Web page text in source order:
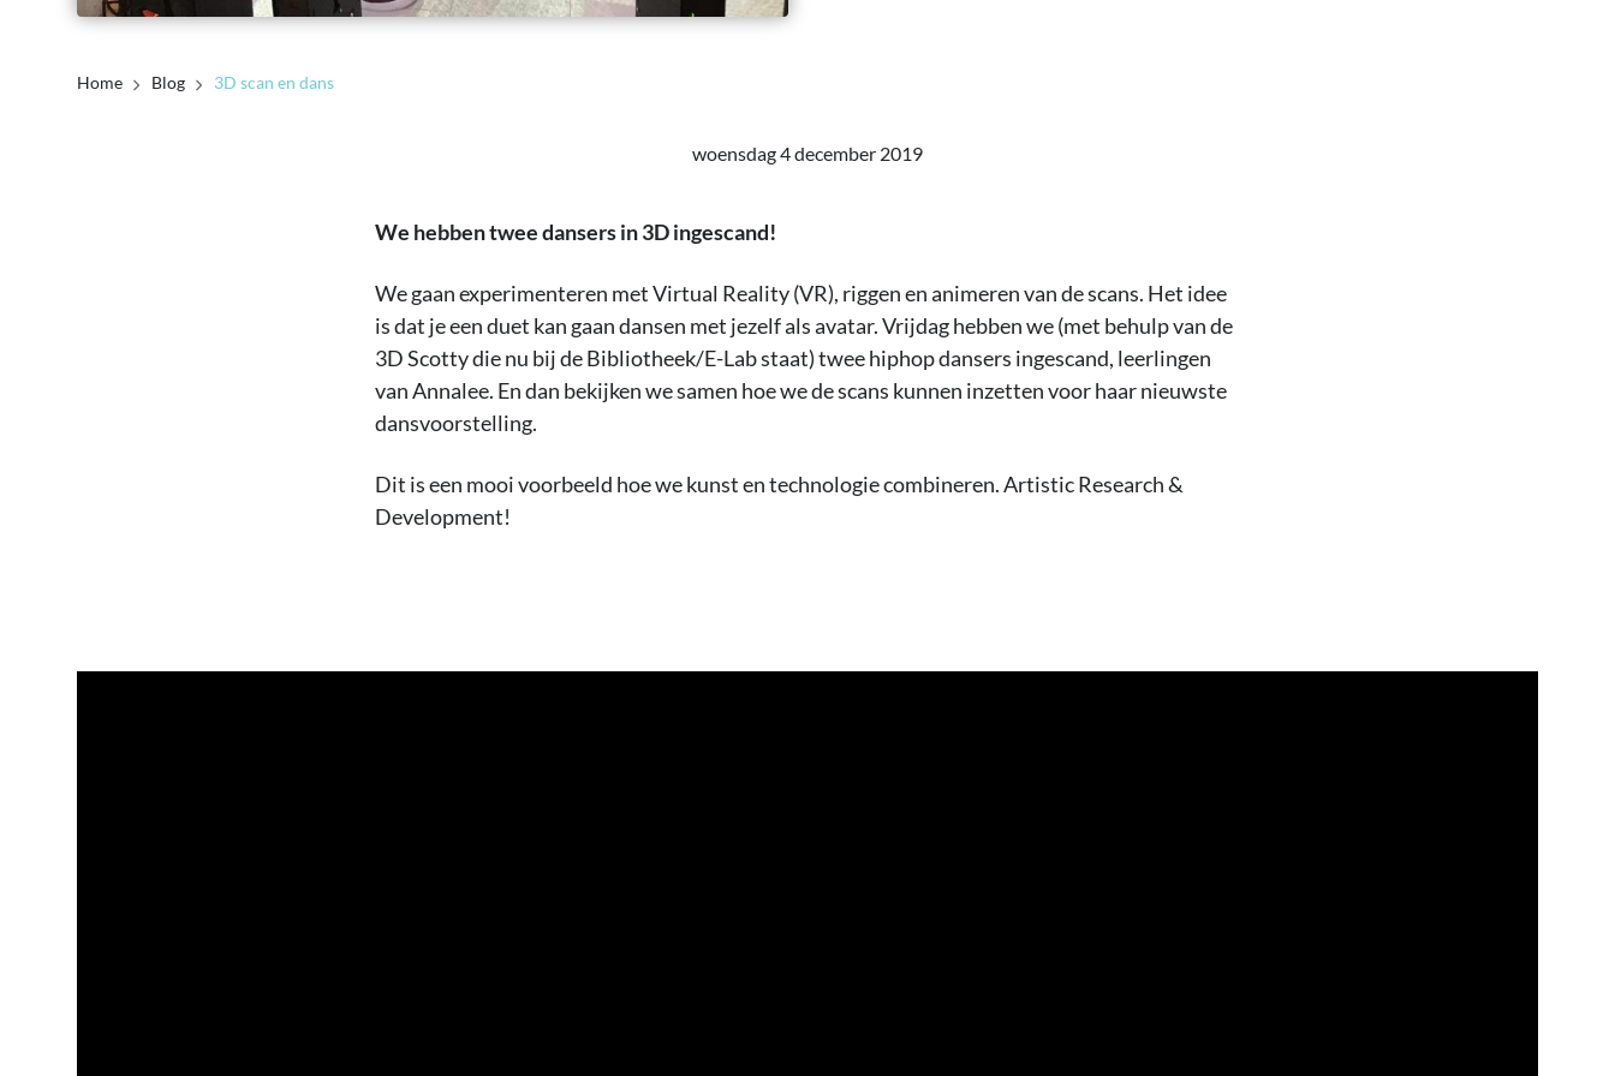
Home Blog 3D scan en dans
woensdag 4 december 2019
We hebben twee dansers in 3D ingescand!
We gaan experimenteren met Virtual Reality (VR), riggen en animeren van de scans. Het idee
is dat je een duet kan gaan dansen met jezelf als avatar. Vrijdag hebben we (met behulp van de
3D Scotty die nu bij de Bibliotheek/E-Lab staat) twee hiphop dansers ingescand, leerlingen
van Annalee. En dan bekijken we samen hoe we de scans kunnen inzetten voor haar nieuwste
dansvoorstelling.
Dit is een mooi voorbeeld hoe we kunst en technologie combineren. Artistic Research &
Development!